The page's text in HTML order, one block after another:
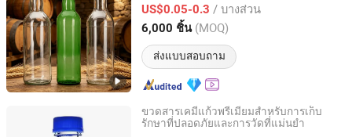
US$0.05-0.3 / บางส่วน
6,000 ชิ้น (MOQ)
ส่งแบบสอบถาม
Shanghai, China อัตราจาก 2008
ขวดสารเคมีแก้วพรีเมียมสำหรับการเก็บ
รักษาที่ปลอดภัยและการวัดที่แม่นยำ
JINAN FLAME GLASSWARE COMPANY LIMITED